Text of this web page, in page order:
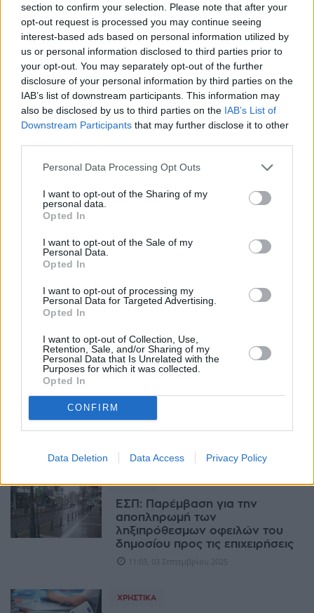
section to confirm your selection. Please note that after your
opt-out request is processed you may continue seeing
interest-based ads based on personal information utilized by
us or personal information disclosed to third parties prior to
your opt-out. You may separately opt-out of the further
disclosure of your personal information by third parties on the
IAB’s list of downstream participants. This information may
also be disclosed by us to third parties on the IAB’s List of
Downstream Participants that may further disclose it to other
Personal Data Processing Opt Outs
I want to opt-out of the Sharing of my
personal data.
Opted In
I want to opt-out of the Sale of my
Personal Data.
Opted In
I want to opt-out of processing my
Personal Data for Targeted Advertising.
Opted In
I want to opt-out of Collection, Use,
Retention, Sale, and/or Sharing of my
Personal Data that Is Unrelated with the
Purposes for which it was collected.
Opted In
CONFIRM
Data Deletion Data Access Privacy Policy
Σε επίπεδα μνημονίων τα φέσια
του Δημοσίου προς ιδιώτες
07:00, 08 Νοεμβρίου 2025
ΧΡΗΣΤΙΚΆ
Κούρεμα Δανείου: Πότε
07:00, 28 Οκτωβρίου 2025
οφειλές και την πιστοληπτική
αξιολόγηση των δανειοληπτών
ΟΙΚΟΝΟΜΊΑ
δίκη για οφειλή 2 εκατ. ευρώ
18:00, 19 Οκτωβρίου 2025
ΧΡΗΣΤΙΚΆ
Ιούλιο!
ΔΙΕΘΝΉ
ΕΣΠ: Παρέμβαση για την
αποπληρωμή των
ληξιπρόθεσμων οφειλών του
δημοσίου προς τις επιχειρήσεις
11:03, 03 Σεπτεμβρίου 2025
ΧΡΗΣΤΙΚΆ